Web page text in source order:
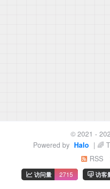
© 2021 -
Powered by Halo | 🌈
RSS
访问量 2715 访客